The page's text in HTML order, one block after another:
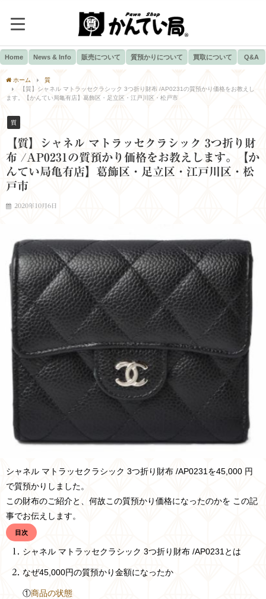
Home News & Info 販売について 質預かりについて 買取について Q&A
ホーム
質
【質】シャネル マトラッセクラシック 3つ折り財布 /AP0231の質預かり価格をお教えし
ます。【かんてい局亀有店】葛飾区・足立区・江戸川区・松戸市
質
【質】シャネル マトラッセクラシック 3つ折り財
布 /AP0231の質預かり価格をお教えします。【か
んてい局亀有店】葛飾区・足立区・江戸川区・松
戸市
2020年10月6日
シャネル マトラッセクラシック 3つ折り財布 /AP0231を45,000 円
で質預かりしました。
この財布のご紹介と、何故この質預かり価格になったのかを この記
事でお伝えします。
目次
シャネル マトラッセクラシック 3つ折り財布 /AP0231とは
なぜ45,000円の質預かり金額になったか
①商品の状態